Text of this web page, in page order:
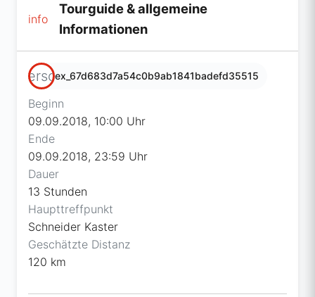
info
Tourguide & allgemeine
Informationen
personex_67d683d7a54c0b9ab1841badefd35515
Beginn
09.09.2018, 10:00 Uhr
Ende
09.09.2018, 23:59 Uhr
Dauer
13 Stunden
Haupttreffpunkt
Schneider Kaster
Geschätzte Distanz
120 km